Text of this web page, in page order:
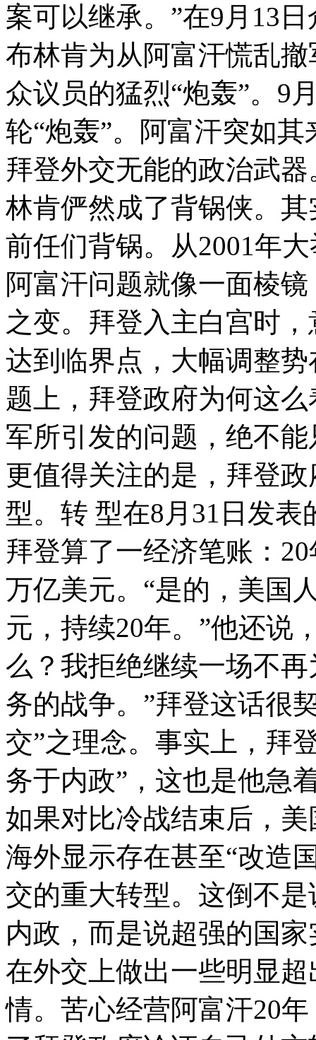
案可以继承。”在9月13
布林肯为从阿富汗慌乱
众议员的猛烈“炮轰”。9
轮“炮轰”。阿富汗突如
拜登外交无能的政治武
林肯俨然成了背锅侠。
前任们背锅。从2001年
阿富汗问题就像一面棱
之变。拜登入主白宫时
达到临界点，大幅调整
题上，拜登政府为何这
军所引发的问题，绝不
更值得关注的是，拜登
型。转 型在8月31日发
拜登算了一经济笔账：
万亿美元。“是的，美国
元，持续20年。”他还说
么？我拒绝继续一场不
务的战争。”拜登这话很
交”之理念。事实上，拜
务于内政”，这也是他急
如果对比冷战结束后，
海外显示存在甚至“改造
交的重大转型。这倒不
内政，而是说超强的国
在外交上做出一些明显
情。苦心经营阿富汗20